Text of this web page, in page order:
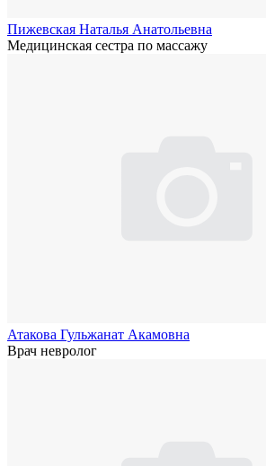
Пижевская Наталья Анатольевна
Медицинская сестра по массажу
Атакова Гульжанат Акамовна
Врач невролог